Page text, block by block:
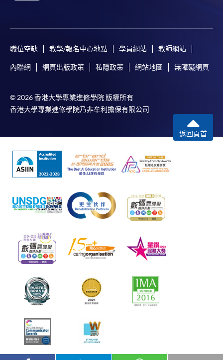
職位空缺 教學/報名中心地點 學員網站 教師網站
內聯網 網頁出版政策 私隱政策 網站地圖 無障礙網頁
© 2026 香港大學專業進修學院 版權所有
香港大學專業進修學院乃非牟利擔保有限公司
返回頁首